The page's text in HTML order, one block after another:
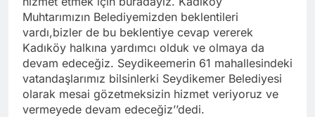
Muhtarımızın Belediyemizden beklentileri
vardı,bizler de bu beklentiye cevap vererek
Kadıköy halkına yardımcı olduk ve olmaya da
devam edeceğiz. Seydikeemerin 61 mahallesindeki
vatandaşlarımız bilsinlerki Seydikemer Belediyesi
olarak mesai gözetmeksizin hizmet veriyoruz ve
vermeyede devam edeceğiz’’dedi.